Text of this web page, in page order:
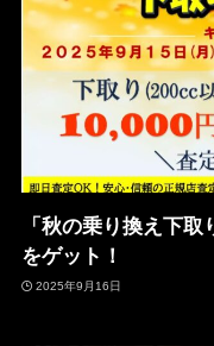
「秋の乗り換え下
をゲット！
2025年9月16日